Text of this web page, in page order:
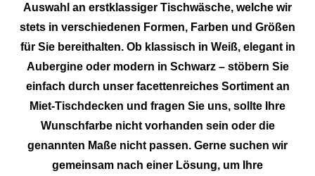
Auswahl an erstklassiger Tischwäsche, welche wir
stets in verschiedenen Formen, Farben und Größen
für Sie bereithalten. Ob klassisch in Weiß, elegant in
Aubergine oder modern in Schwarz – stöbern Sie
einfach durch unser facettenreiches Sortiment an
Miet-Tischdecken und fragen Sie uns, sollte Ihre
Wunschfarbe nicht vorhanden sein oder die
genannten Maße nicht passen. Gerne suchen wir
gemeinsam nach einer Lösung, um Ihre